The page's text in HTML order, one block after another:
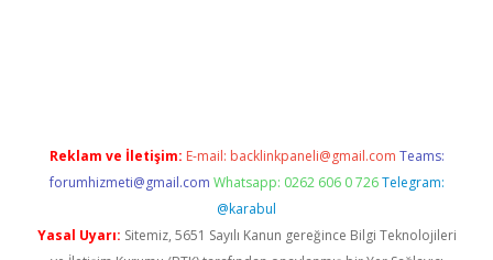
Reklam ve İletişim: E-mail: backlinkpaneli@gmail.com Teams:
forumhizmeti@gmail.com Whatsapp: 0262 606 0 726 Telegram:
@karabul
Yasal Uyarı: Sitemiz, 5651 Sayılı Kanun gereğince Bilgi Teknolojileri